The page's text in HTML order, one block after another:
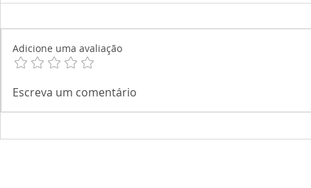
Adicione uma avaliação
Escreva um comentário